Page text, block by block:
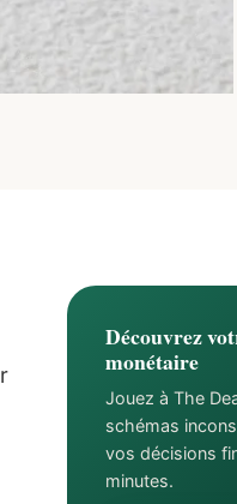
Découvrez
monétaire
Jouez à The
schémas
vos décisions
minutes.